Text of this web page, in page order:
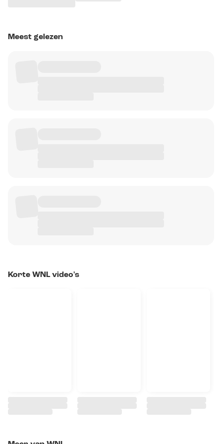
Meest gelezen
Korte WNL video's